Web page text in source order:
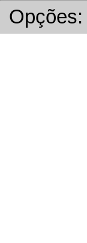
Opções: